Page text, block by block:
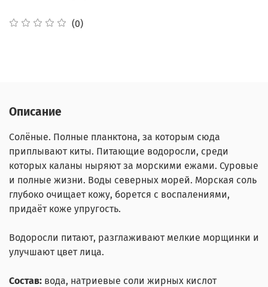
(0)
Описание
Солёные. Полные планктона, за которым сюда
приплывают киты. Питающие водоросли, среди
которых каланы ныряют за морскими ежами. Суровые
и полные жизни. Воды северных морей. Морская соль
глубоко очищает кожу, борется с воспалениями,
придаёт коже упругость.
Водоросли питают, разглаживают мелкие морщинки и
улучшают цвет лица.
Состав: вода, натриевые соли жирных кислот